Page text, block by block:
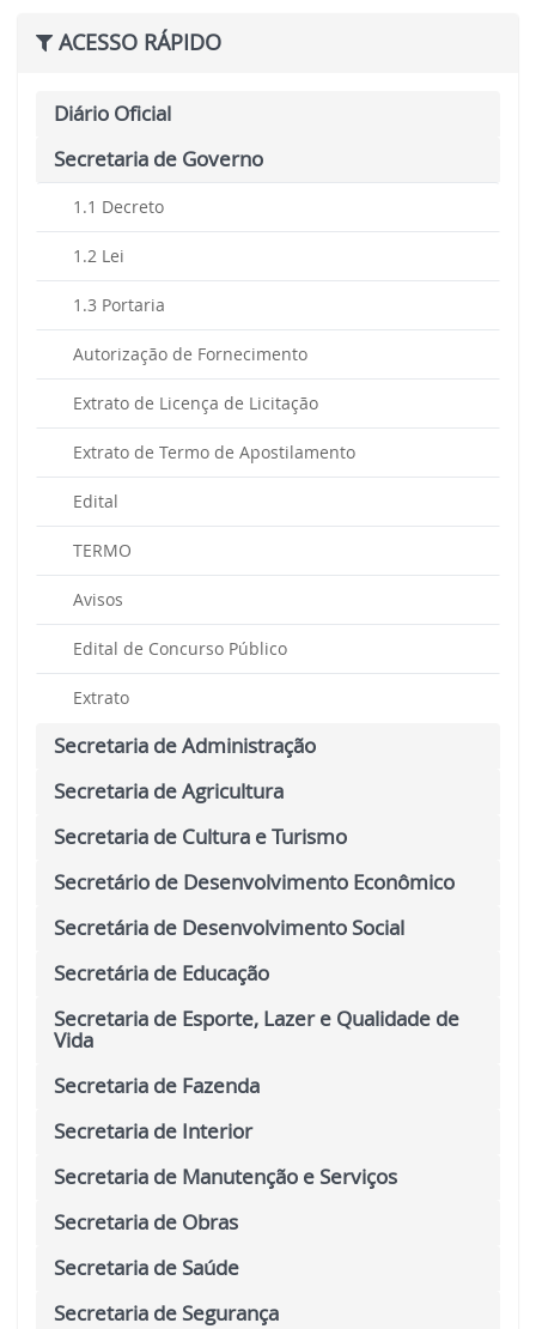
ACESSO RÁPIDO
Diário Oficial
Secretaria de Governo
1.1 Decreto
1.2 Lei
1.3 Portaria
Autorização de Fornecimento
Extrato de Licença de Licitação
Extrato de Termo de Apostilamento
Edital
TERMO
Avisos
Edital de Concurso Público
Extrato
Secretaria de Administração
Secretaria de Agricultura
Secretaria de Cultura e Turismo
Secretário de Desenvolvimento Econômico
Secretária de Desenvolvimento Social
Secretária de Educação
Secretaria de Esporte, Lazer e Qualidade de
Vida
Secretaria de Fazenda
Secretaria de Interior
Secretaria de Manutenção e Serviços
Secretaria de Obras
Secretaria de Saúde
Secretaria de Segurança